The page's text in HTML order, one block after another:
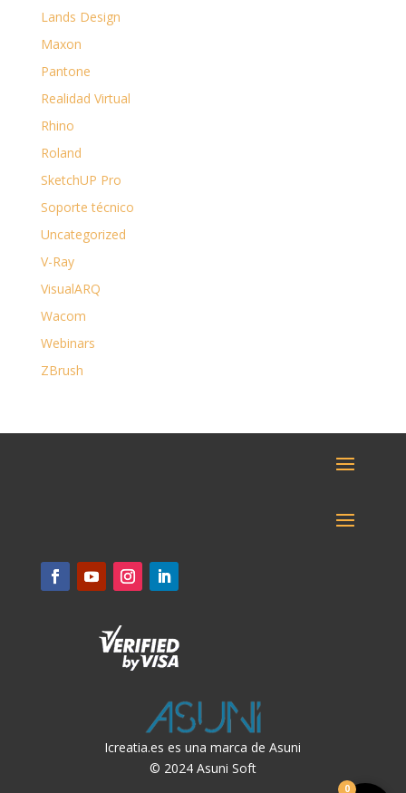
Lands Design
Maxon
Pantone
Realidad Virtual
Rhino
Roland
SketchUP Pro
Soporte técnico
Uncategorized
V-Ray
VisualARQ
Wacom
Webinars
ZBrush
Icreatia.es es una marca de Asuni
© 2024 Asuni Soft
0